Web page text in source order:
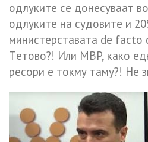
одлyките се донесуваат
одлуките на судовите и
министерставата de faсto
Тeтoво?! Или МВP, како
ресори е токму таму?! Не